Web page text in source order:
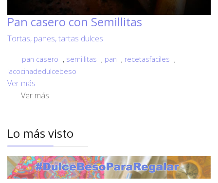
Pan casero con Semillitas
Tortas, panes, tartas dulces
pan casero , semillitas , pan , recetasfaciles ,
lacocinadedulcebeso
Ver más
Ver más
Lo más visto